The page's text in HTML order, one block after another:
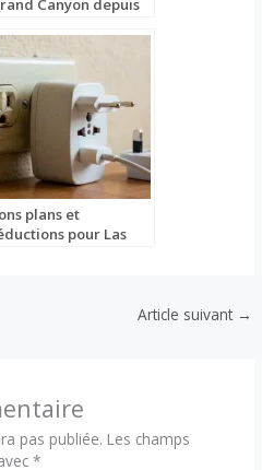
Canyon depuis
plans et
pour Las
Article suivant →
pas publiée. Les champs
*